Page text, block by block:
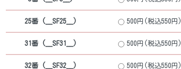
25番 (__SF25__) 500円(税込550円)
31番 (__SF31__) 500円(税込550円)
32番 (__SF32__) 500円(税込550円)